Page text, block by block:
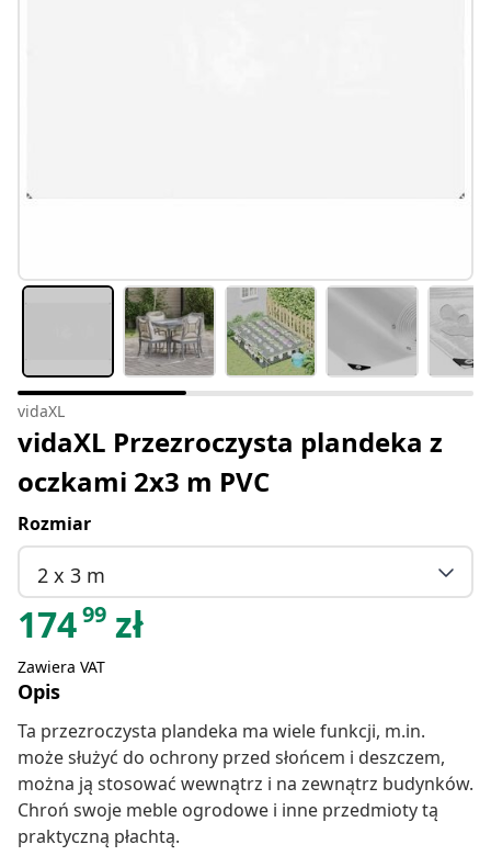
vidaXL
vidaXL Przezroczysta plandeka z
oczkami 2x3 m PVC
Rozmiar
2 x 3 m
17499 zł
Zawiera VAT
Opis
Ta przezroczysta plandeka ma wiele funkcji, m.in.
może służyć do ochrony przed słońcem i deszczem,
można ją stosować wewnątrz i na zewnątrz budynków.
Chroń swoje meble ogrodowe i inne przedmioty tą
praktyczną płachtą.